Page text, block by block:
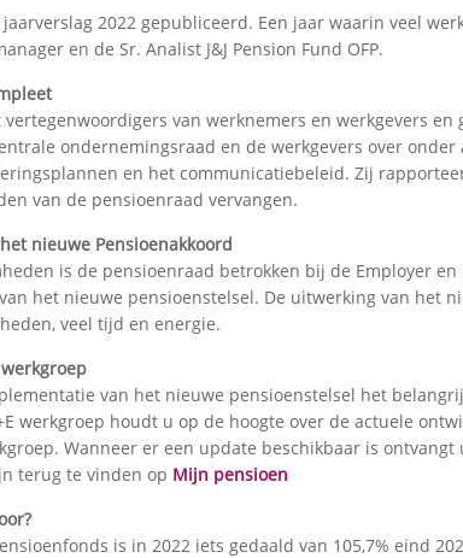
2022 gepubliceerd. Een jaar waarin veel
en de Sr. Analist J&J Pension Fund OFP.
van werknemers en werkgevers en
ondernemingsraad en de werkgevers over
en het communicatiebeleid. Zij
van de pensioenraad vervangen.
nieuwe Pensioenakkoord
is de pensioenraad betrokken bij de Employer en
het nieuwe pensioenstelsel. De uitwerking van het
veel tijd en energie.
van het nieuwe pensioenstelsel het
werkgroep houdt u op de hoogte over de actuele
Wanneer er een update beschikbaar is
terug te vinden op Mijn pensioen
is in 2022 iets gedaald van 105,7% eind